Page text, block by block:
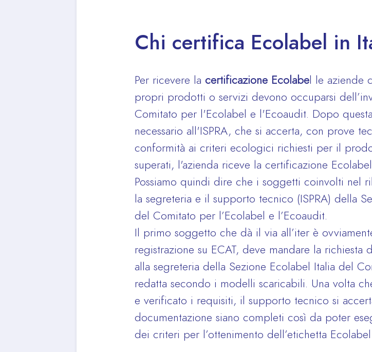
Chi certifica Ecolabel in
Per ricevere la certificazione Ecolabe l le aziende
propri prodotti o servizi devono occuparsi
Comitato per l'Ecolabel e l'Ecoaudit. Dopo
necessario all'ISPRA, che si accerta, con prove
conformità ai criteri ecologici richiesti per il
superati, l'azienda riceve la certificazione Ecolabel.
Possiamo quindi dire che i soggetti coinvolti nel
la segreteria e il supporto tecnico (ISPRA) della
del Comitato per l’Ecolabel e l’Ecoaudit.
Il primo soggetto che dà il via all’iter è
registrazione su ECAT, deve mandare la richiesta
alla segreteria della Sezione Ecolabel Italia del
redatta secondo i modelli scaricabili. Una volta
e verificato i requisiti, il supporto tecnico si
documentazione siano completi così da poter
dei criteri per l’ottenimento dell’etichetta Ecolabel